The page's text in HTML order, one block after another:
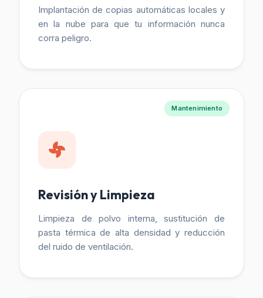
Implantación de copias automáticas locales y
en la nube para que tu información nunca
corra peligro.
Mantenimiento
Revisión y Limpieza
Limpieza de polvo interna, sustitución de
pasta térmica de alta densidad y reducción
del ruido de ventilación.